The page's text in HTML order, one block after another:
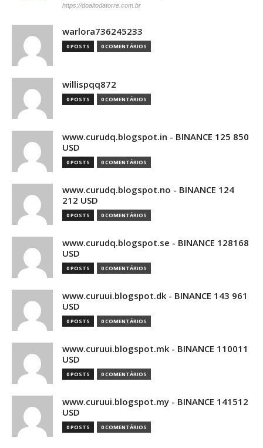
https://doaltodatorre.com.br
warlora736245233
0 POSTS 0 COMENTÁRIOS
willispqq872
0 POSTS 0 COMENTÁRIOS
www.curudq.blogspot.in - BINANCE 125 850
USD
0 POSTS 0 COMENTÁRIOS
www.curudq.blogspot.no - BINANCE 124
212 USD
0 POSTS 0 COMENTÁRIOS
www.curudq.blogspot.se - BINANCE 128168
USD
0 POSTS 0 COMENTÁRIOS
www.curuui.blogspot.dk - BINANCE 143 961
USD
0 POSTS 0 COMENTÁRIOS
www.curuui.blogspot.mk - BINANCE 110011
USD
0 POSTS 0 COMENTÁRIOS
www.curuui.blogspot.my - BINANCE 141512
USD
0 POSTS 0 COMENTÁRIOS